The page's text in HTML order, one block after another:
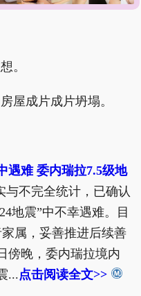
。
屋成片成片坍塌。
遇难 委内瑞拉7.5级地
与不完全统计，已确认
地震”中不幸遇难。目
属，妥善推进后续善
傍晚，委内瑞拉境内
...点击阅读全文>>